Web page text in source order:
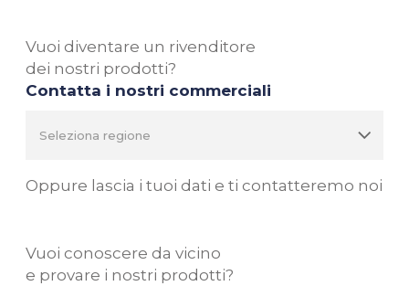
Vuoi diventare un rivenditore
dei nostri prodotti?
Contatta i nostri commerciali
Oppure lascia i tuoi dati e ti contatteremo noi
Vuoi conoscere da vicino
e provare i nostri prodotti?